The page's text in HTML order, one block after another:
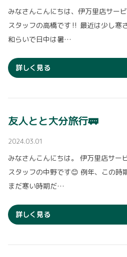
みなさんこんにちは、伊万里店サー
スタッフの高橋です‼️ 最近は少し寒
和らいで日中は暑…
詳しく見る
友人とと大分旅行🚃
2024.03.01
みなさんこんにちは。 伊万里店サー
スタッフの中野です😊 例年、この時
まだ寒い時期だ…
詳しく見る